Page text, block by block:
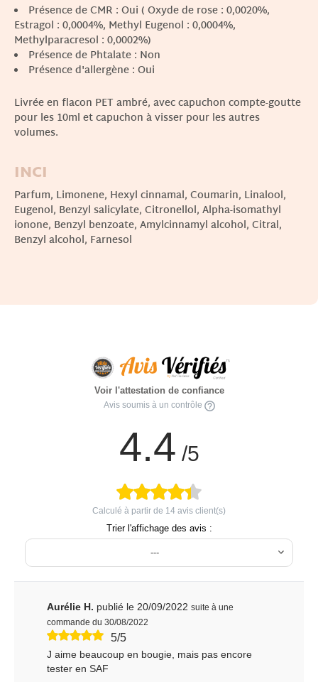
Présence de CMR : Oui ( Oxyde de rose : 0,0020%,
Estragol : 0,0004%, Methyl Eugenol : 0,0004%,
Methylparacresol : 0,0002%)
Présence de Phtalate : Non
Présence d'allergène : Oui
Livrée en flacon PET ambré, avec capuchon compte-goutte
pour les 10ml et capuchon à visser pour les autres
volumes.
INCI
Parfum, Limonene, Hexyl cinnamal, Coumarin, Linalool,
Eugenol, Benzyl salicylate, Citronellol, Alpha-isomathyl
ionone, Benzyl benzoate, Amylcinnamyl alcohol, Citral,
Benzyl alcohol, Farnesol
Voir l'attestation de confiance
Avis soumis à un contrôle
4.4 /5
Calculé à partir de 14 avis client(s)
Trier l'affichage des avis :
---
Aurélie H. publié le 20/09/2022 suite à une
commande du 30/08/2022
5/5
J aime beaucoup en bougie, mais pas encore
tester en SAF